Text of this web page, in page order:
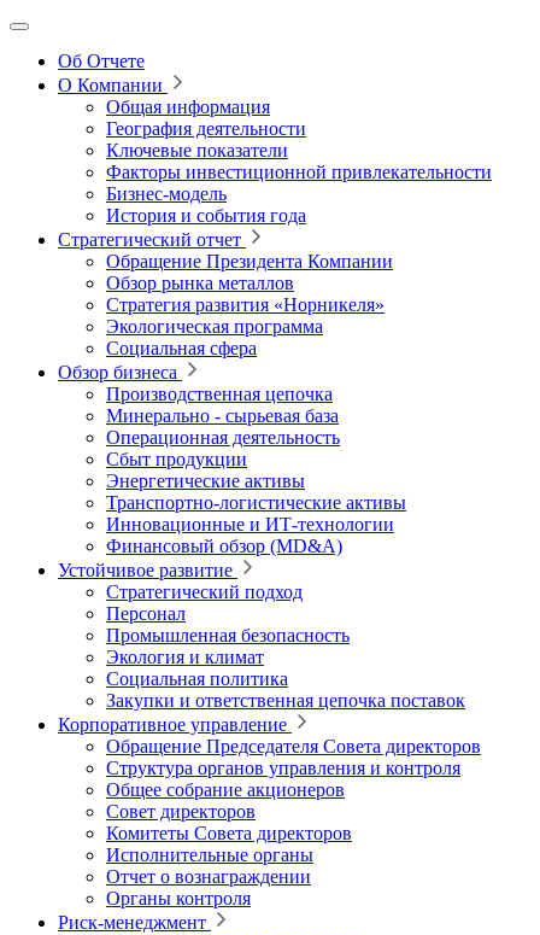
Об Отчете
О Компании
Общая информация
География деятельности
Ключевые показатели
Факторы инвестиционной привлекательности
Бизнес-модель
История и события года
Стратегический отчет
Обращение Президента Компании
Обзор рынка металлов
Стратегия развития «Норникеля»
Экологическая программа
Социальная сфера
Обзор бизнеса
Производственная цепочка
Минерально ‑ сырьевая база
Операционная деятельность
Сбыт продукции
Энергетические активы
Транспортно-логистические активы
Инновационные и ИТ‑технологии
Финансовый обзор (MD&A)
Устойчивое развитие
Стратегический подход
Персонал
Промышленная безопасность
Экология и климат
Социальная политика
Закупки и ответственная цепочка поставок
Корпоративное управление
Обращение Председателя Совета директоров
Структура органов управления и контроля
Общее собрание акционеров
Совет директоров
Комитеты Совета директоров
Исполнительные органы
Отчет о вознаграждении
Органы контроля
Риск-менеджмент